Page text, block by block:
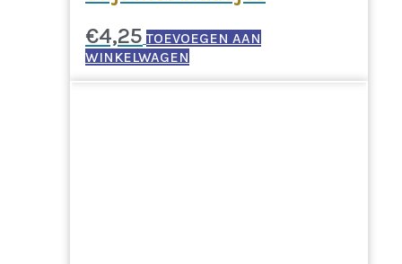
€4,25 TOEVOEGEN AAN
WINKELWAGEN